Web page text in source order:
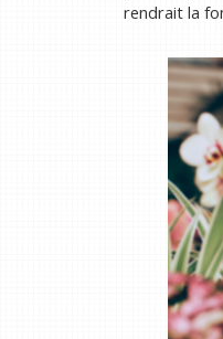
rendrait la